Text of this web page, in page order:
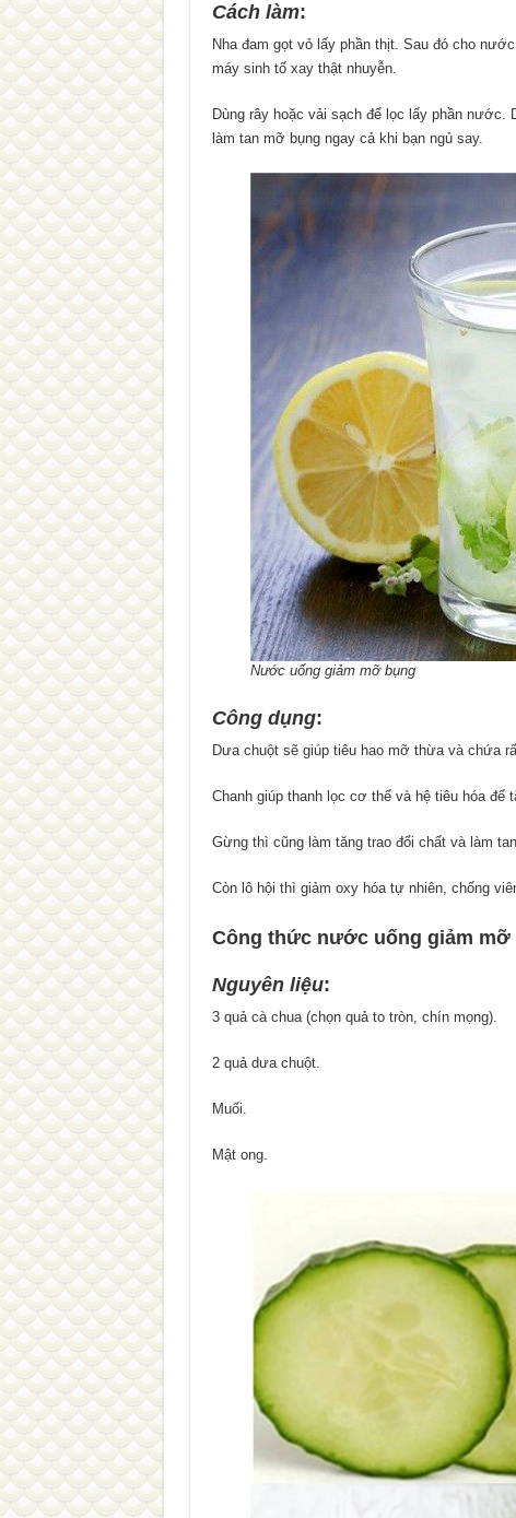
Cách làm:
Nha đam gọt vỏ lấy phần thịt. Sau đó cho
máy sinh tố xay thật nhuyễn.
Dùng rây hoặc vải sạch để lọc lấy phần
làm tan mỡ bụng ngay cả khi bạn ngủ say.
Nước uống giảm mỡ bụng
Công dụng:
Dưa chuột sẽ giúp tiêu hao mỡ thừa và chứa
Chanh giúp thanh lọc cơ thể và hệ tiêu hóa để
Gừng thì cũng làm tăng trao đổi chất và làm
Còn lô hội thì giảm oxy hóa tự nhiên, chống
Công thức nước uống giảm mỡ
Nguyên liệu:
3 quả cà chua (chọn quả to tròn, chín mọng).
2 quả dưa chuột.
Muối.
Mật ong.